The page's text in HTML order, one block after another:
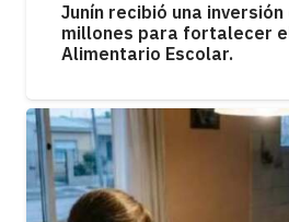
Junín recibió una inversión
millones para fortalecer
Alimentario Escolar.